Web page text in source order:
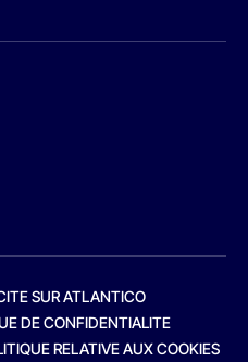
SUR ATLANTICO
DE CONFIDENTIALITE
RELATIVE AUX COOKIES